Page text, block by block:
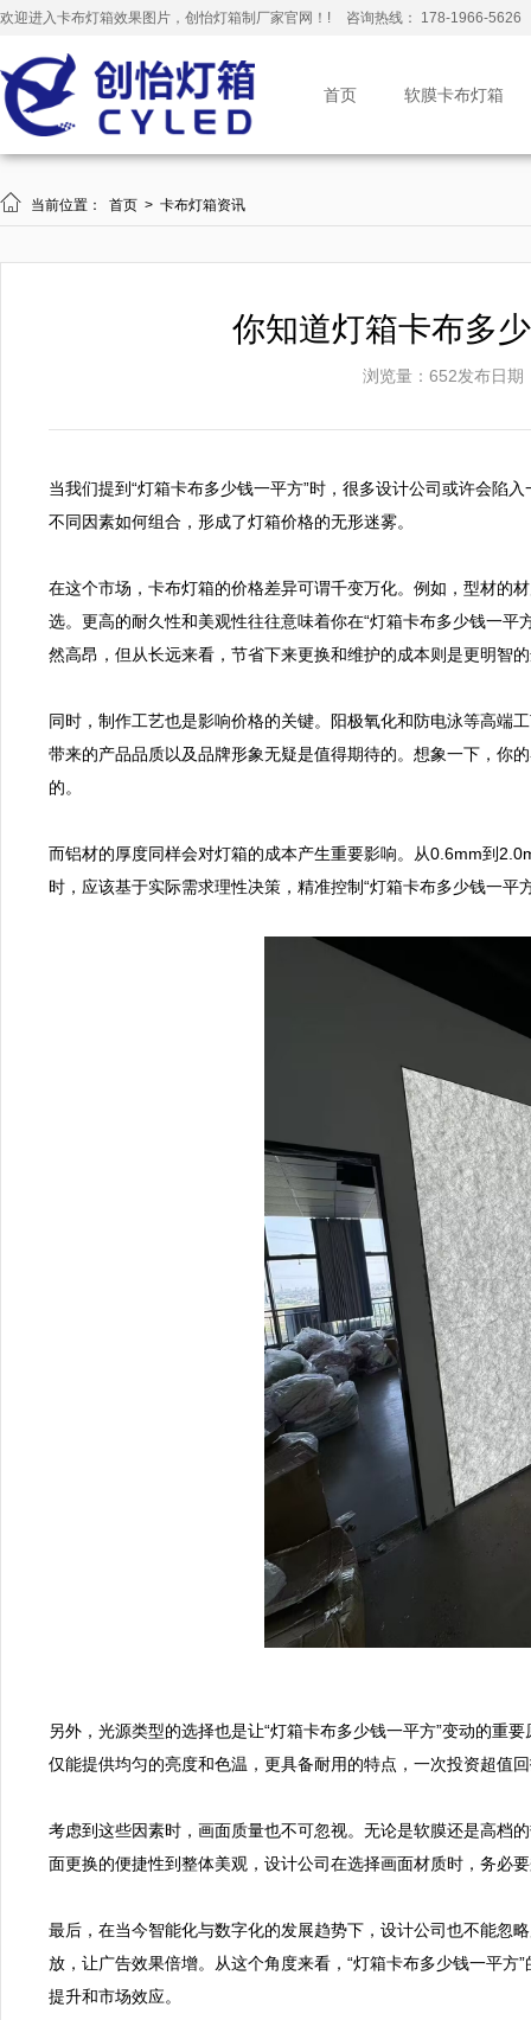
欢迎进入卡布灯箱效果图片，创怡灯箱制厂家官网！! 咨询热线： 178-1966-5626
首页 软膜卡布灯箱
 当前位置： 首页 > 卡布灯箱资讯
你知道灯箱卡布多
浏览量：652发布日期
当我们提到“灯箱卡布多少钱一平方”时，很多设计公司或许会陷
不同因素如何组合，形成了灯箱价格的无形迷雾。
在这个市场，卡布灯箱的价格差异可谓千变万化。例如，型材的
选。更高的耐久性和美观性往往意味着你在“灯箱卡布多少钱一
然高昂，但从长远来看，节省下来更换和维护的成本则是更明智
同时，制作工艺也是影响价格的关键。阳极氧化和防电泳等高端
带来的产品品质以及品牌形象无疑是值得期待的。想象一下，你
的。
而铝材的厚度同样会对灯箱的成本产生重要影响。从0.6mm到
时，应该基于实际需求理性决策，精准控制“灯箱卡布多少钱一平
另外，光源类型的选择也是让“灯箱卡布多少钱一平方”变动的重
仅能提供均匀的亮度和色温，更具备耐用的特点，一次投资超值
考虑到这些因素时，画面质量也不可忽视。无论是软膜还是高档
面更换的便捷性到整体美观，设计公司在选择画面材质时，务必
最后，在当今智能化与数字化的发展趋势下，设计公司也不能忽
放，让广告效果倍增。从这个角度来看，“灯箱卡布多少钱一平
提升和市场效应。